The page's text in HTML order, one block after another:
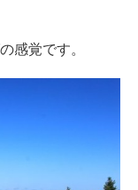
感覚です。